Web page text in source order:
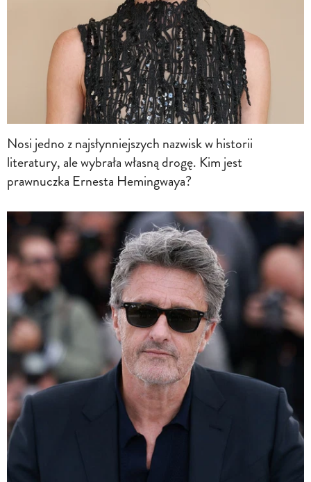
Nosi jedno z najsłynniejszych nazwisk w historii
literatury, ale wybrała własną drogę. Kim jest
prawnuczka Ernesta Hemingwaya?